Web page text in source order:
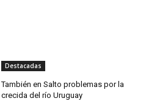
Destacadas
También en Salto problemas por la
crecida del río Uruguay